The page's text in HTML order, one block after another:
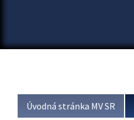
Úvodná stránka MV SR